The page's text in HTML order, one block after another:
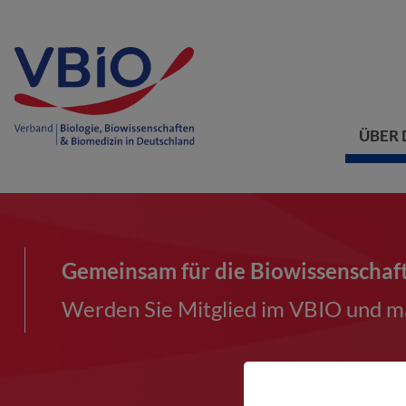
ÜBER
Gemeinsam für die
Werden Sie Mitglied im VBIO und